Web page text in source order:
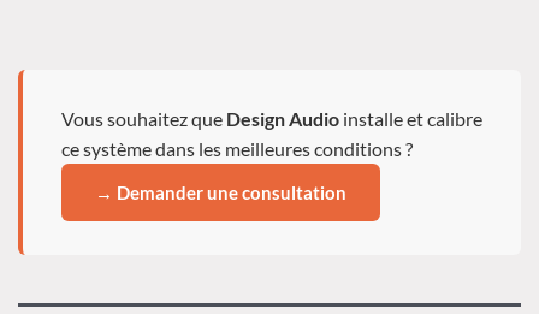
Vous souhaitez que Design Audio installe et calibre
ce système dans les meilleures conditions ?
→ Demander une consultation